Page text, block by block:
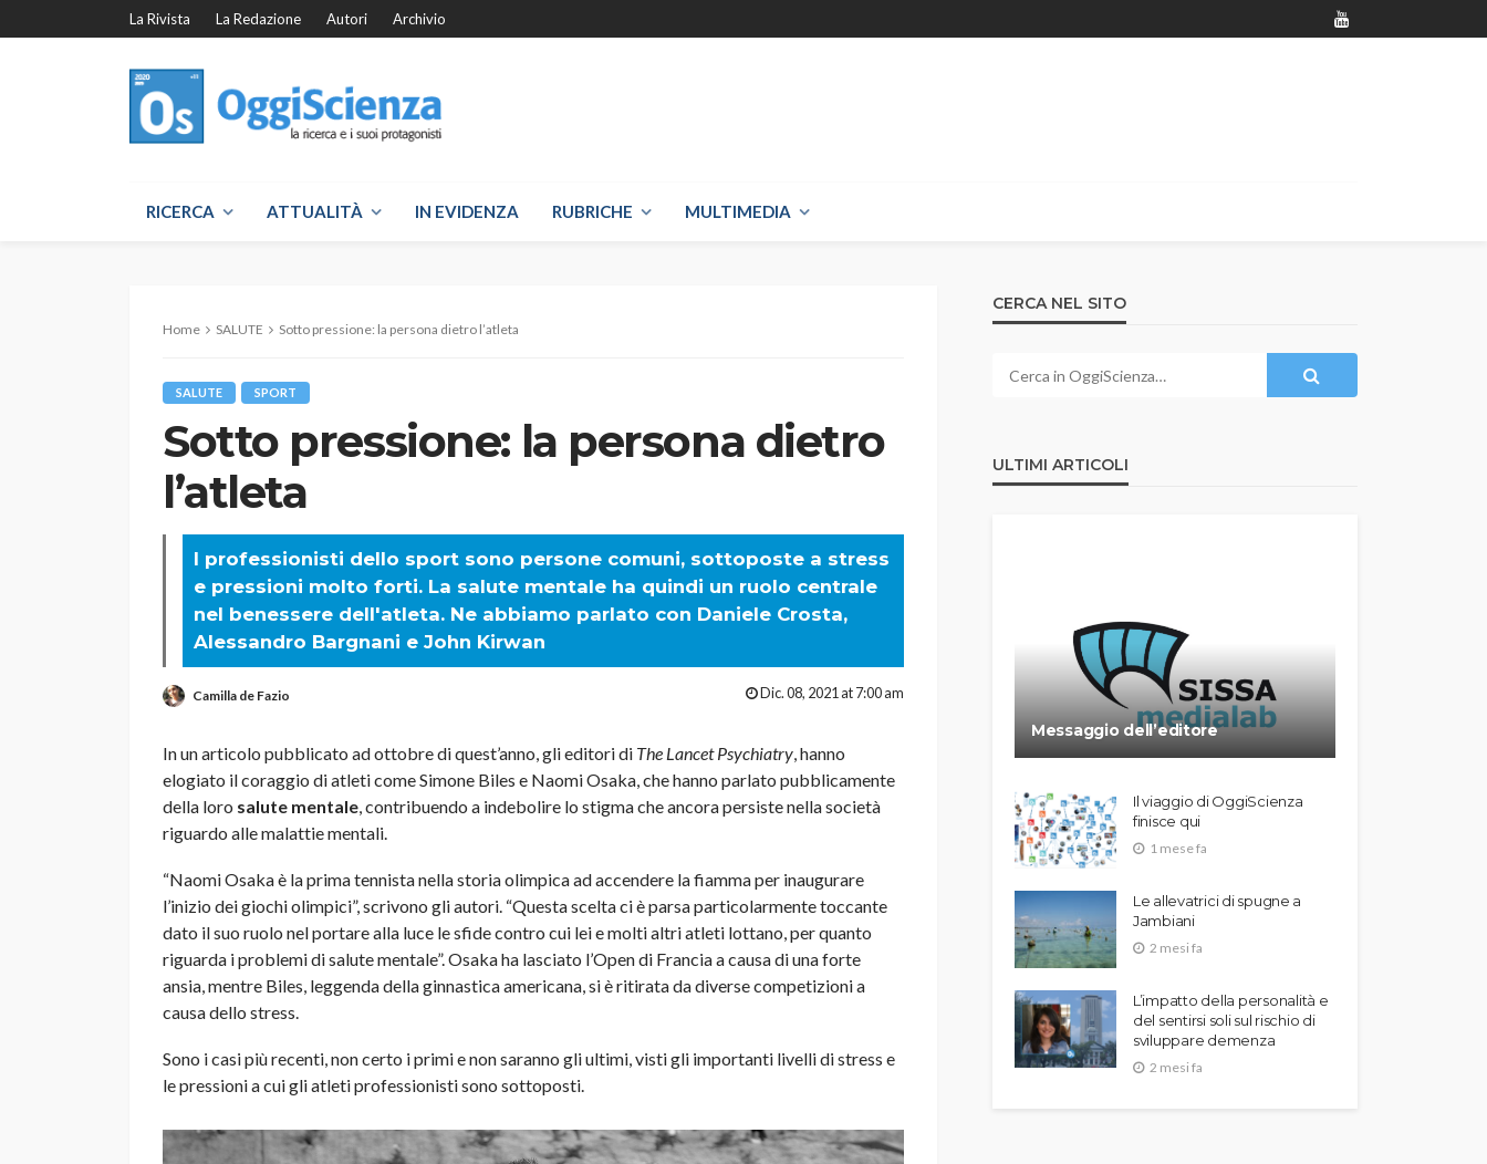
La Rivista La Redazione Autori Archivio
RICERCA ATTUALITÀ IN EVIDENZA RUBRICHE MULTIMEDIA
Home SALUTE Sotto pressione: la persona dietro l’atleta
SALUTE SPORT
Sotto pressione: la persona dietro
l’atleta
I professionisti dello sport sono persone comuni, sottoposte a stress
e pressioni molto forti. La salute mentale ha quindi un ruolo centrale
nel benessere dell'atleta. Ne abbiamo parlato con Daniele Crosta,
Alessandro Bargnani e John Kirwan
Camilla de Fazio Dic. 08, 2021 at 7:00 am
In un articolo pubblicato ad ottobre di quest’anno, gli editori di The Lancet Psychiatry, hanno
elogiato il coraggio di atleti come Simone Biles e Naomi Osaka, che hanno parlato pubblicamente
della loro salute mentale, contribuendo a indebolire lo stigma che ancora persiste nella società
riguardo alle malattie mentali.
“Naomi Osaka è la prima tennista nella storia olimpica ad accendere la fiamma per inaugurare
l’inizio dei giochi olimpici”, scrivono gli autori. “Questa scelta ci è parsa particolarmente toccante
dato il suo ruolo nel portare alla luce le sfide contro cui lei e molti altri atleti lottano, per quanto
riguarda i problemi di salute mentale”. Osaka ha lasciato l’Open di Francia a causa di una forte
ansia, mentre Biles, leggenda della ginnastica americana, si è ritirata da diverse competizioni a
causa dello stress.
Sono i casi più recenti, non certo i primi e non saranno gli ultimi, visti gli importanti livelli di stress e
le pressioni a cui gli atleti professionisti sono sottoposti.
CERCA NEL SITO
ULTIMI ARTICOLI
Messaggio dell’editore
Il viaggio di OggiScienza
finisce qui
1 mese fa
Le allevatrici di spugne a
Jambiani
2 mesi fa
L’impatto della personalità e
del sentirsi soli sul rischio di
sviluppare demenza
2 mesi fa